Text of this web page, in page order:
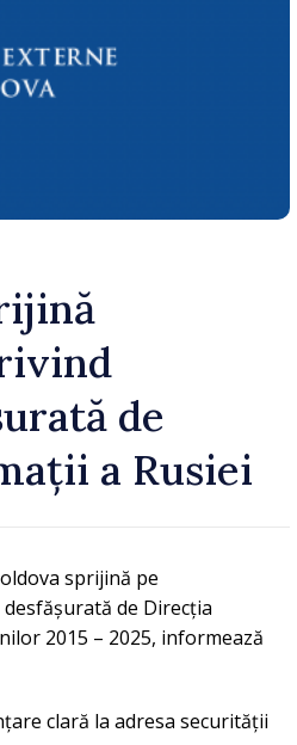
de
a Rusiei
sprijină pe
de Direcția
2015 – 2025, informează
clară la adresa securității